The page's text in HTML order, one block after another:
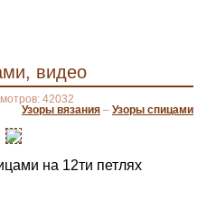
видео
42032
Узоры вязания – Узоры спицами
на 12ти петлях